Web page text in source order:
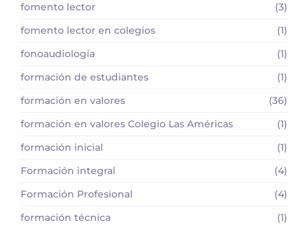
fomento lector
(3)
fomento lector en colegios
(1)
fonoaudiología
(1)
formación de estudiantes
(1)
formación en valores
(36)
formación en valores Colegio Las Américas
(1)
formación inicial
(1)
Formación integral
(4)
Formación Profesional
(4)
formación técnica
(1)